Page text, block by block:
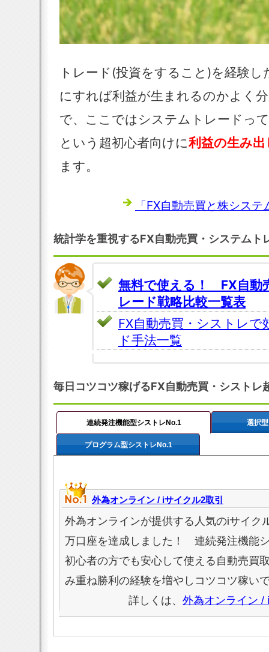
トレード(投資をすること)を経験
にすれば利益が生まれるのかよく
で、ここではシステムトレード
という超初心者向けに利益の生み
ます。
「FX自動売買と株シス
統計学を重視するFX自動売買・システムト
無料で使える！ FX自動
レード戦略比較一覧表
FX自動売買・シストレで
ド手法一覧
毎日コツコツ稼げるFX自動売買・シストレ
連続発注機能型シストレNo.1 選択
プログラム型シストレNo.1
外為オンライン / iサイクル2取引
外為オンラインが提供する人気のiサイク
万口座を達成しました！ 連続発注機能
初心者の方でも安心して使える自動売買
み重ね勝利の経験を増やしコツコツ稼い
詳しくは、 外為オンライン /